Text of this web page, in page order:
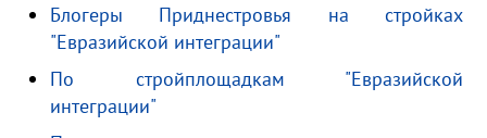
s
i
R
а
и
Блогеры Приднестровья на стройках
"Евразийской интеграции"
По стройплощадкам "Евразийской
интеграции"